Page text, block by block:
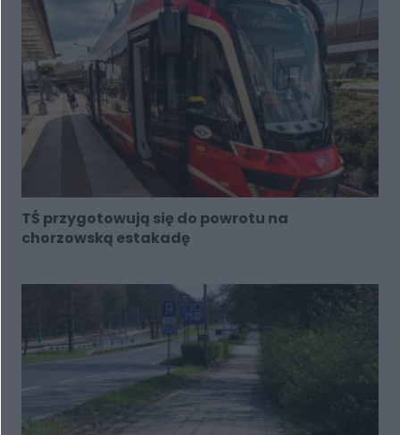
TŚ przygotowują się do powrotu na
chorzowską estakadę